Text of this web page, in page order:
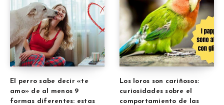
El perro sabe decir «te
amo» de al menos 9
formas diferentes: estas
Los loros son cariñosos:
curiosidades sobre el
comportamiento de las